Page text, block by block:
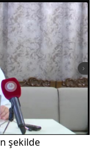
şekilde